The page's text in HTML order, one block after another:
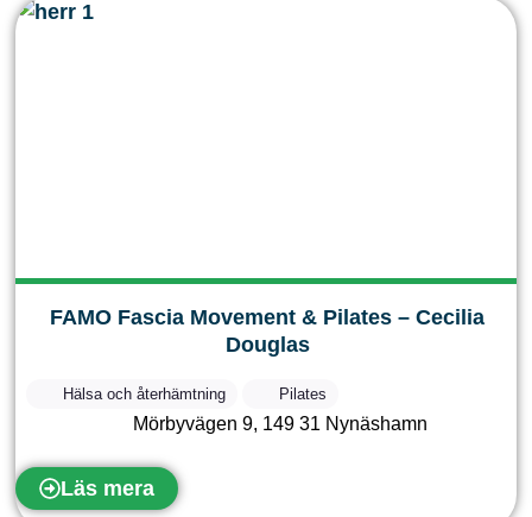
FAMO Fascia Movement & Pilates – Cecilia
Douglas
Hälsa och återhämtning Pilates
Mörbyvägen 9, 149 31 Nynäshamn
Läs mera